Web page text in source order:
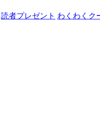
読者プレゼント わくわくク